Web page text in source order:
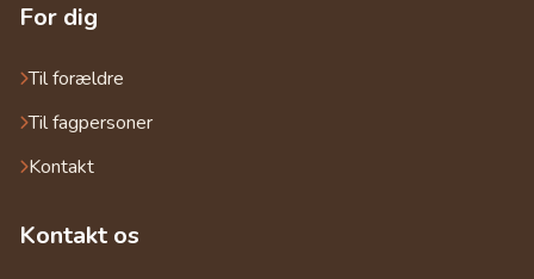
For dig
Til forældre
Til fagpersoner
Kontakt
Kontakt os